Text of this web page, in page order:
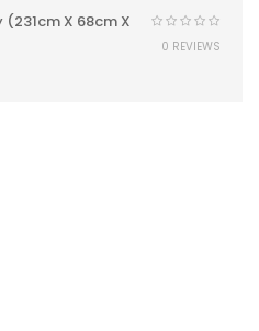
(231cm X 68cm X
0 REVIEWS